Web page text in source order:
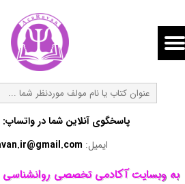
پاسخگوی آنلاین شما در واتساپ:​​​​​​​ 09385901000
ایمیل:
​به وبسایت آکادمی تخصصی روانشناسی